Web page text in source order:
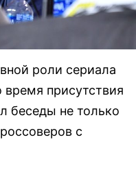
роли сериала
присутствия
беседы не только
с